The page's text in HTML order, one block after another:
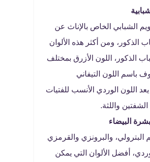
الشبابي الخاص بالإناث عن
الذكور، ومن أكثر هذه الألوان
الذكور، اللون الأزرق بمختلف
باسم اللون التيفاني
يعد اللون الوردي الأنسب للفتيات
واللثة.
البيضاء
البترولي، والبرونزي والقرمزي
أفضل الألوان التي يمكن